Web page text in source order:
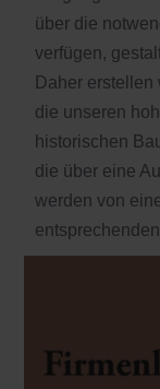
über die
verfügen,
Daher
die unseren
historischen
die über eine
werden von